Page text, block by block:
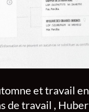
et travail
de travail ,